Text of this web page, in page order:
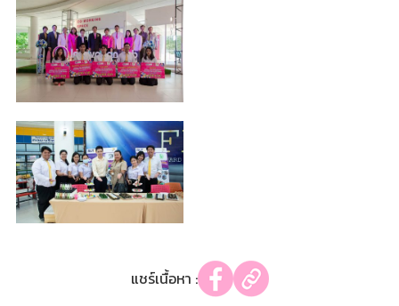
แชร์เนื้อหา :